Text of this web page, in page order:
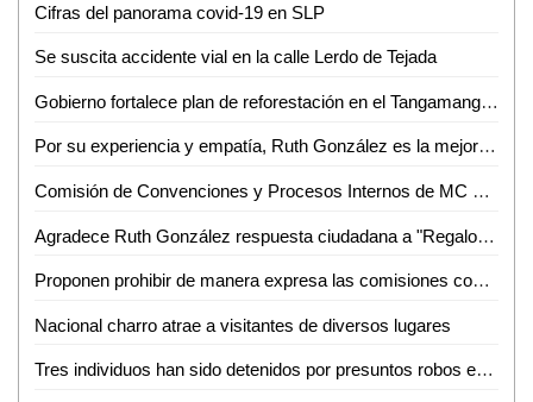
Cifras del panorama covid-19 en SLP
Se suscita accidente vial en la calle Lerdo de Tejada
Gobierno fortalece plan de reforestación en el Tangamanga I
Por su experiencia y empatía, Ruth González es la mejor Presidenta de un DIF Estatal
Comisión de Convenciones y Procesos Internos de MC aprueba precandidaturas al Senado y Diputaciones federales
Agradece Ruth González respuesta ciudadana a "Regalos con amor"
Proponen prohibir de manera expresa las comisiones cobradas a clientes que pagan con tarjetas bancarias: Dip. José Antonio Lorca Valle
Nacional charro atrae a visitantes de diversos lugares
Tres individuos han sido detenidos por presuntos robos en Ciudad Valles: José Isidoro Salazar